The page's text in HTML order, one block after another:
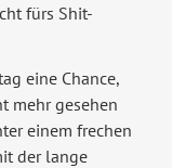
fürs Shit-
eine Chance,
mehr gesehen
einem frechen
der lange